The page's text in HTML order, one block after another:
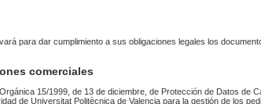
para dar cumplimiento a sus obligaciones legales los
comerciales
15/1999, de 13 de diciembre, de Protección de Datos de
de Universitat Politècnica de Valencia para la gestión de los